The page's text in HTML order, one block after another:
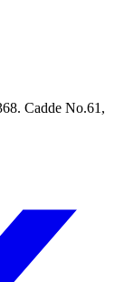
Cadde No.61,